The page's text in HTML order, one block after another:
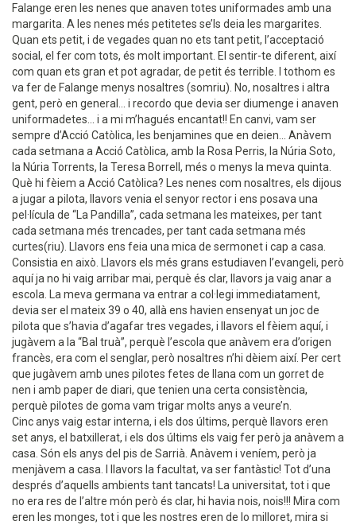
Falange eren les nenes que anaven totes uniformades amb una
margarita. A les nenes més petitetes se’ls deia les margarites.
Quan ets petit, i de vegades quan no ets tant petit, l’acceptació
social, el fer com tots, és molt important. El sentir-te diferent, així
com quan ets gran et pot agradar, de petit és terrible. I tothom es
va fer de Falange menys nosaltres (somriu). No, nosaltres i altra
gent, però en general... i recordo que devia ser diumenge i anaven
uniformadetes... i a mi m’hagués encantat!! En canvi, vam ser
sempre d’Acció Catòlica, les benjamines que en deien... Anàvem
cada setmana a Acció Catòlica, amb la Rosa Perris, la Núria Soto,
la Núria Torrents, la Teresa Borrell, més o menys la meva quinta.
Què hi fèiem a Acció Catòlica? Les nenes com nosaltres, els dijous
a jugar a pilota, llavors venia el senyor rector i ens posava una
pel·lícula de “La Pandilla”, cada setmana les mateixes, per tant
cada setmana més trencades, per tant cada setmana més
curtes(riu). Llavors ens feia una mica de sermonet i cap a casa.
Consistia en això. Llavors els més grans estudiaven l’evangeli, però
aquí ja no hi vaig arribar mai, perquè és clar, llavors ja vaig anar a
escola. La meva germana va entrar a col·legi immediatament,
devia ser el mateix 39 o 40, allà ens havien ensenyat un joc de
pilota que s’havia d’agafar tres vegades, i llavors el fèiem aquí, i
jugàvem a la “Bal truà”, perquè l’escola que anàvem era d’origen
francès, era com el senglar, però nosaltres n’hi dèiem així. Per cert
que jugàvem amb unes pilotes fetes de llana com un gorret de
nen i amb paper de diari, que tenien una certa consistència,
perquè pilotes de goma vam trigar molts anys a veure’n.
Cinc anys vaig estar interna, i els dos últims, perquè llavors eren
set anys, el batxillerat, i els dos últims els vaig fer però ja anàvem a
casa. Són els anys del pis de Sarrià. Anàvem i veníem, però ja
menjàvem a casa. I llavors la facultat, va ser fantàstic! Tot d’una
després d’aquells ambients tant tancats! La universitat, tot i que
no era res de l’altre món però és clar, hi havia nois, nois!!! Mira com
eren les monges, tot i que les nostres eren de lo milloret, mira si